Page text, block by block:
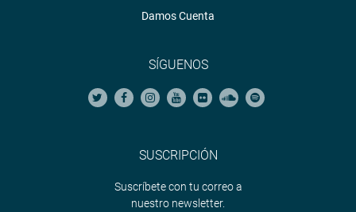
Damos Cuenta
SÍGUENOS
SUSCRIPCIÓN
Suscríbete con tu correo a
nuestro newsletter.